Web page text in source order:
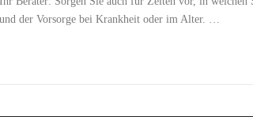
und der Vorsorge bei Krankheit oder im Alter. …